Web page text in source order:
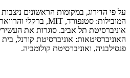
על פי הדירוג, במקומות הראשונים
המובילות: סטנפורד, MIT, ברקלי
אוניברסיטת תל אביב. סוגרות את
האוניברסיטאות: אוניברסיטת קורנל,
פנסילבניה, ואוניברסיטת קולומביה.